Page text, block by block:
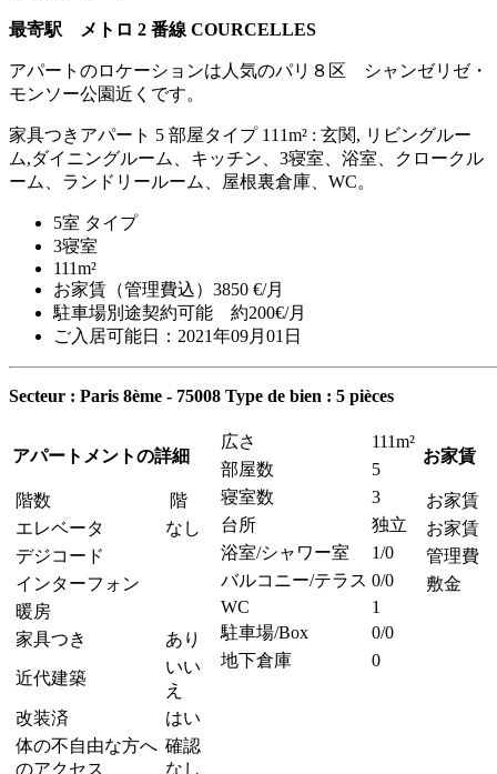
最寄駅 メトロ 2 番線 COURCELLES
アパートのロケーションは人気のパリ８区 シャンゼリゼ・
モンソー公園近くです。
家具つきアパート 5 部屋タイプ 111m² : 玄関, リビングルー
ム,ダイニングルーム、キッチン、3寝室、浴室、クロークル
ーム、ランドリールーム、屋根裏倉庫、WC。
5室 タイプ
3寝室
111m²
お家賃（管理費込）3850 €/月
駐車場別途契約可能 約200€/月
ご入居可能日：2021年09月01日
Secteur : Paris 8ème - 75008 Type de bien : 5 pièces
アパートメントの詳細
階数
階
エレベータ
なし
デジコード
インターフォン
暖房
家具つき
あり
近代建築
いい
え
改装済
はい
体の不自由な方へ
のアクセス
確認
なし
広さ
111m²
部屋数
5
寝室数
3
台所
独立
浴室/シャワー室
1/0
バルコニー/テラス 0/0
WC
1
駐車場/Box
0/0
地下倉庫
0
お家賃
お家賃
お家賃
管理費
敷金